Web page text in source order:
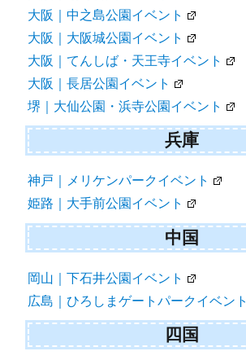
大阪｜中之島公園イベント
大阪｜大阪城公園イベント
大阪｜てんしば・天王寺イベント
大阪｜長居公園イベント
堺｜大仙公園・浜寺公園イベント
兵庫
神戸｜メリケンパークイベント
姫路｜大手前公園イベント
中国
岡山｜下石井公園イベント
広島｜ひろしまゲートパークイベント
四国